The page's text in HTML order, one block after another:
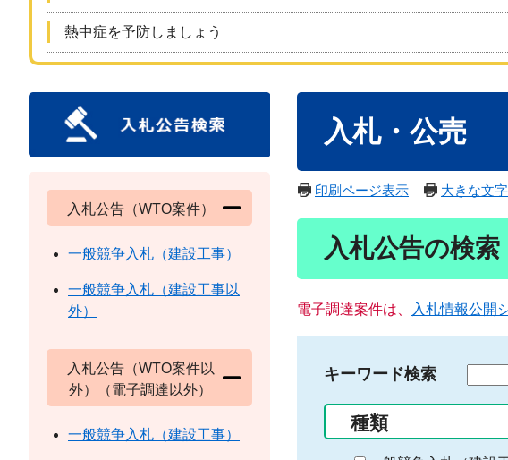
熱中症を予防しましょう
入札・公売
印刷ページ表示 大きな文
入札公告の検索
電子調達案件は、 入札情報公開
キーワード検索
る
種類
入札公告（WTO案件）
一般競争入札（建設工事）
一般競争入札（建設工事以
外）
入札公告（WTO案件以
外）（電子調達以外）
一般競争入札（建設工事）